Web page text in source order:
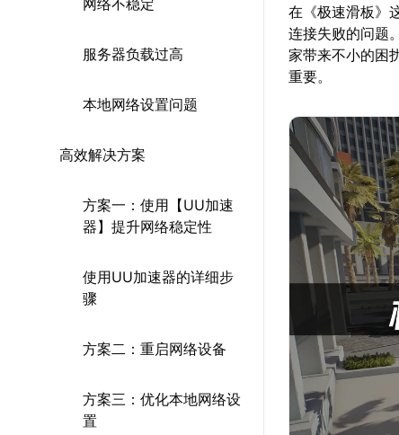
网络不稳定
服务器负载过高
本地网络设置问题
高效解决方案
方案一：使用【UU加速
器】提升网络稳定性
使用UU加速器的详细步
骤
方案二：重启网络设备
方案三：优化本地网络设
置
在《极速滑板》
连接失败的问题
家带来不小的困
重要。